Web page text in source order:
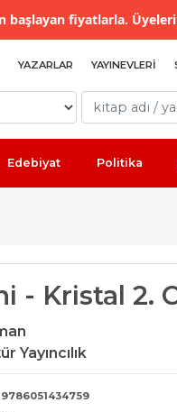
başlayan fiyatlarla.
YAZARLAR YAYINEVLERI
Edebiyat Politika
- Kristal 2.
Yayıncılık
9786051434759